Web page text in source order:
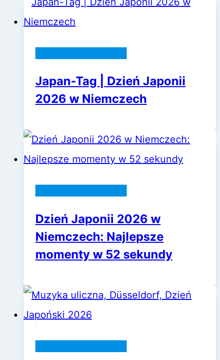
Japan-Tag | Dzień Japonii
2026 w Niemczech
Dzień Japonii 2026 w
Niemczech: Najlepsze
momenty w 52 sekundy